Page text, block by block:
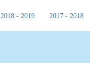
2018 - 2019 2017 - 2018